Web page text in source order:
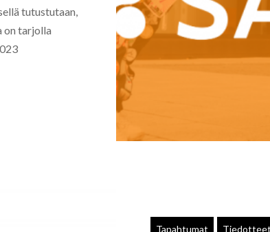
tutustutaan,
on tarjolla
Tapahtumat